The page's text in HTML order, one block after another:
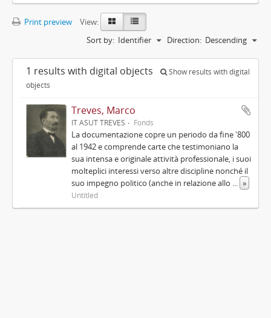
Print preview
View:
Sort by: Identifier Direction: Descending
1 results with digital objects
Show results with digital
objects
Treves, Marco
IT ASUT TREVES Fonds
La documentazione copre un periodo da fine '800
al 1942 e comprende carte che testimoniano la
sua intensa e originale attività professionale, i suoi
molteplici interessi verso altre discipline nonché il
suo impegno politico (anche in relazione allo ... »
Untitled